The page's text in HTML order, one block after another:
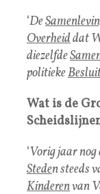
‘De
Overheiddat
diezelfde
politieke
Wat is de
‘Vorig jaar
Steden steeds
Kinderenvan